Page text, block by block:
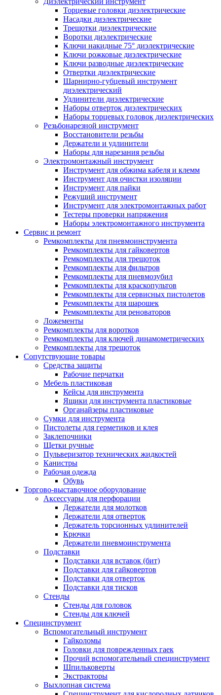
Торцевые головки диэлектрические
Насадки диэлектрические
Трещотки диэлектрические
Воротки диэлектрические
Ключи накидные 75° диэлектрические
Ключи рожковые диэлектрические
Ключи разводные диэлектрические
Отвертки диэлектрические
Шарнирно-губцевый инструмент
диэлектрический
Удлинители диэлектрические
Наборы отверток диэлектрических
Наборы торцевых головок диэлектрических
Резьбонарезной инструмент
Восстановители резьбы
Держатели и удлинители
Наборы для нарезания резьбы
Электромонтажный инструмент
Инструмент для обжима кабеля и клемм
Инструмент для очистки изоляции
Инструмент для пайки
Режущий инструмент
Инструмент для электромонтажных работ
Тестеры проверки напряжения
Наборы электромонтажного инструмента
Сервис и ремонт
Ремкомплекты для пневмоинструмента
Ремкомплекты для гайковертов
Ремкомплекты для трещоток
Ремкомплекты для фильтров
Ремкомплекты для пневмозубил
Ремкомплекты для краскопультов
Ремкомплекты для сервисных пистолетов
Ремкомплекты для шарошек
Ремкомплекты для реноваторов
Ложементы
Ремкомплекты для воротков
Ремкомплекты для ключей динамометрических
Ремкомплекты для трещоток
Сопутствующие товары
Средства защиты
Рабочие перчатки
Мебель пластиковая
Кейсы для инструмента
Ящики для инструмента пластиковые
Органайзеры пластиковые
Сумки для инструмента
Пистолеты для герметиков и клея
Заклепочники
Щетки ручные
Пульверизатор технических жидкостей
Канистры
Рабочая одежда
Обувь
Торгово-выставочное оборудование
Аксессуары для перфорации
Держатели для молотков
Держатели для отверток
Держатель торсионных удлинителей
Крючки
Держатели пневмоинструмента
Подставки
Подставки для вставок (бит)
Подставки для гайковертов
Подставки для отверток
Подставки для тисков
Стенды
Стенды для головок
Стенды для ключей
Специнструмент
Вспомогательный инструмент
Гайколомы
Головки для поврежденных гаек
Прочий вспомогательный специнструмент
Шпильковерты
Экстракторы
Выхлопная система